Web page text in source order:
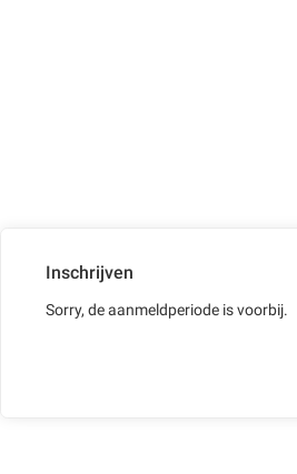
Inschrijven
Sorry, de aanmeldperiode is voorbij.